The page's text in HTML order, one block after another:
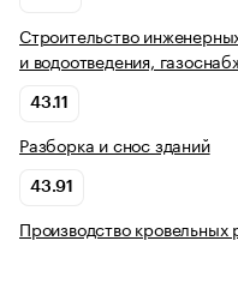
Строительство
и водоотведения,
43.11
Разборка и снос зданий
43.91
Производство кровельных